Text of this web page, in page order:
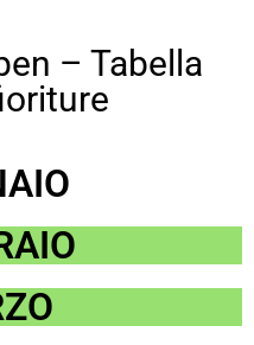
– Tabella